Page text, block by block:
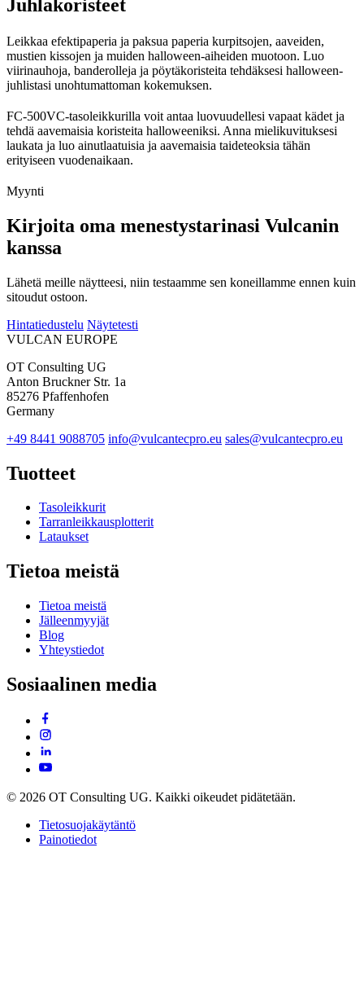
Juhlakoristeet
Leikkaa efektipaperia ja paksua paperia kurpitsojen, aaveiden,
mustien kissojen ja muiden halloween-aiheiden muotoon. Luo
viirinauhoja, banderolleja ja pöytäkoristeita tehdäksesi halloween-
juhlistasi unohtumattoman kokemuksen.
FC-500VC-tasoleikkurilla voit antaa luovuudellesi vapaat kädet ja
tehdä aavemaisia koristeita halloweeniksi. Anna mielikuvituksesi
laukata ja luo ainutlaatuisia ja aavemaisia taideteoksia tähän
erityiseen vuodenaikaan.
Myynti
Kirjoita oma menestystarinasi Vulcanin
kanssa
Lähetä meille näytteesi, niin testaamme sen koneillamme ennen kuin
sitoudut ostoon.
Hintatiedustelu Näytetesti
VULCAN EUROPE
OT Consulting UG
Anton Bruckner Str. 1a
85276 Pfaffenhofen
Germany
+49 8441 9088705 info@vulcantecpro.eu sales@vulcantecpro.eu
Tuotteet
Tasoleikkurit
Tarranleikkausplotterit
Lataukset
Tietoa meistä
Tietoa meistä
Jälleenmyyjät
Blog
Yhteystiedot
Sosiaalinen media
© 2026 OT Consulting UG. Kaikki oikeudet pidätetään.
Tietosuojakäytäntö
Painotiedot